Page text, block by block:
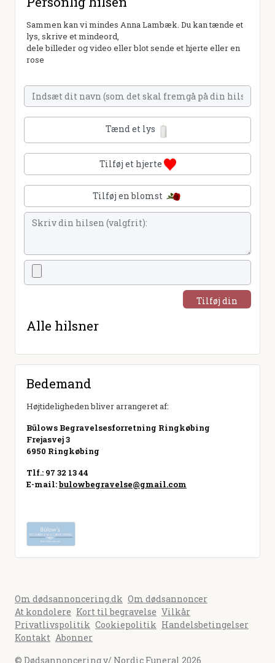
Sammen kan vi mindes Anna Lambæk. Du kan tænde et
lys, skrive et mindeord,
dele billeder og video eller blot sende et hjerte eller en
rose
Tænd et lys
Tilføj et hjerte
Tilføj en blomst
Tilføj din
Alle hilsner
Bedemand
Højtideligheden bliver arrangeret af:
Bülows Begravelsesforretning Ringkøbing
Frejasvej 3
6950 Ringkøbing
Tlf.: 97 32 13 44
E-mail:bulowbegravelse@gmail.com
Om dødsannoncering.dk Om dødsannoncer
At kondolere Kort til begravelse Vilkår
Privatlivspolitik Cookiepolitik Handelsbetingelser
Kontakt Abonner
© Dødsannoncering v/ Nordic Funeral 2026